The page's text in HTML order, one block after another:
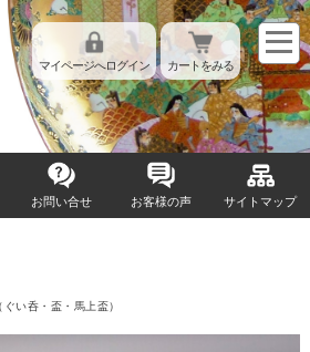
マイページへログイン カートをみる
お問い合せ お客様の声 サイトマップ
ぐい呑・盃・馬上盃）